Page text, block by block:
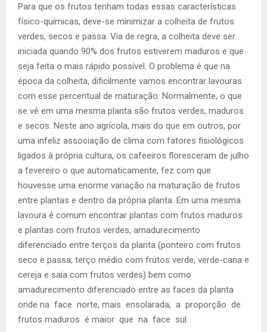
Para que os frutos tenham todas essas características
físico-químicas, deve-se minimizar a colheita de frutos
verdes, secos e passa. Via de regra, a colheita deve ser
iniciada quando 90% dos frutos estiverem maduros e que
seja feita o mais rápido possível. O problema é que na
época da colheita, dificilmente vamos encontrar lavouras
com esse percentual de maturação. Normalmente, o que
se vê em uma mesma planta são frutos verdes, maduros
e secos. Neste ano agrícola, mais do que em outros, por
uma infeliz associação de clima com fatores fisiológicos
ligados à própria cultura, os cafeeiros floresceram de julho
a fevereiro o que automaticamente, fez com que
houvesse uma enorme variação na maturação de frutos
entre plantas e dentro da própria planta. Em uma mesma
lavoura é comum encontrar plantas com frutos maduros
e plantas com frutos verdes, amadurecimento
diferenciado entre terços da planta (ponteiro com frutos
seco e passa; terço médio com frutos verde, verde-cana e
cereja e saia com frutos verdes) bem como
amadurecimento diferenciado entre as faces da planta
onde na face norte, mais ensolarada, a proporção de
frutos maduros é maior que na face sul.